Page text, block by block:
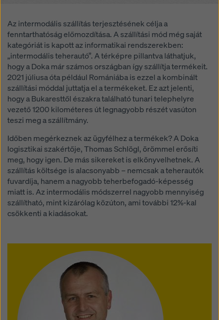
Az intermodális szállítás terjesztésének célja a
fenntarthatóság előmozdítása. A szállítási mód még saját
kategóriát is kapott az informatikai rendszerekben:
„intermodális teherautó”. A térképre pillantva láthatjuk,
hogy a Doka már számos országban így szállítja termékeit.
2021 júliusa óta például Romániába is ezzel a kombinált
szállítási móddal juttatja el a termékeket. Ez azt jelenti,
hogy a Bukaresttől északra található tunari telephelyre
vezető 1200 kilométeres út legnagyobb részét vasúton
teszi meg a szállítmány.
Időben megérkeznek az ügyfélhez a termékek? A Doka
logisztikai szakértője, Thomas Schlögl, örömmel erősíti
meg, hogy igen. De más sikereket is elkönyvelhetnek. A
szállítás költsége is alacsonyabb – nemcsak a teherautók
fuvardíja, hanem a nagyobb teherbefogadó-képesség
miatt is. Az intermodális módszerrel nagyobb mennyiség
szállítható, mint kizárólag közúton, ami további 12%-kal
csökkenti a kiadásokat.
kattintva, vagy a weboldal alján található cookie-
beállításokra kattintva és a megfelelő jelölőnégyzetek
segítségével acookie-beállításokmódosításával
elutasíthatja a hozzájárulást igénylő összes cookie-t. A
weboldal alján találhatócookie-beállításokra kattintva
bármikor visszavonhatja hozzájárulását a jövőre nézve
és indoklás nélkül.
További információkat a cookie-królAdatvédelmi
szabályzatunkbantalál. Lehetőséget biztosítunk
beállítások).